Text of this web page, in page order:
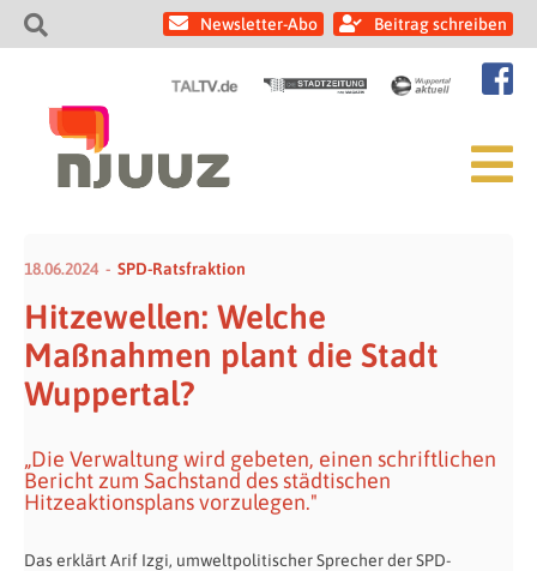
Newsletter-Abo Beitrag schreiben
18.06.2024 SPD-Ratsfraktion
Hitzewellen: Welche
Maßnahmen plant die Stadt
Wuppertal?
„Die Verwaltung wird gebeten, einen schriftlichen
Bericht zum Sachstand des städtischen
Hitzeaktionsplans vorzulegen."
Das erklärt Arif Izgi, umweltpolitischer Sprecher der SPD-